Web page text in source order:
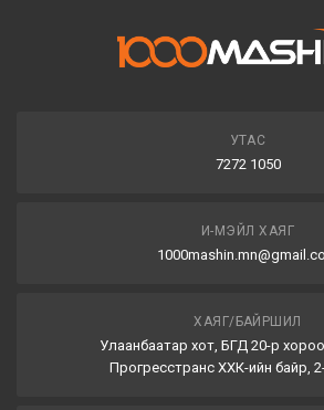
УТАС
7272 1050
И-МЭЙЛ ХАЯГ
ХАЯГ/БАЙРШИЛ
Улаанбаатар хот, БГД 20-р
Прогресстранс ХХК-ийн байр,